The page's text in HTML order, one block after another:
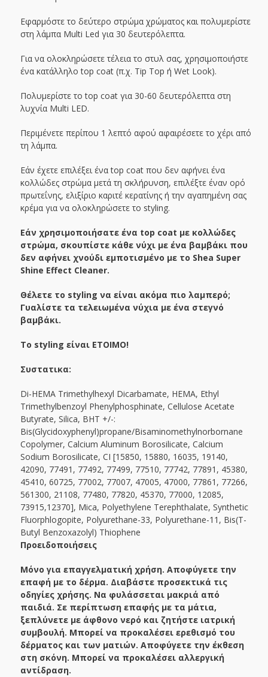
Εφαρμόστε το δεύτερο στρώμα χρώματος και πολυμερίστε
στη λάμπα Multi Led για 30 δευτερόλεπτα.
Για να ολοκληρώσετε τέλεια το στυλ σας, χρησιμοποιήστε
ένα κατάλληλο top coat (π.χ. Tip Top ή Wet Look).
Πολυμερίστε το top coat για 30-60 δευτερόλεπτα στη
λυχνία Multi LED.
Περιμένετε περίπου 1 λεπτό αφού αφαιρέσετε το χέρι από
τη λάμπα.
Εάν έχετε επιλέξει ένα top coat που δεν αφήνει ένα
κολλώδες στρώμα μετά τη σκλήρυνση, επιλέξτε έναν ορό
πρωτεΐνης, ελιξίριο καριτέ κερατίνης ή την αγαπημένη σας
κρέμα για να ολοκληρώσετε το styling.
Εάν χρησιμοποιήσατε ένα top coat με κολλώδες
στρώμα, σκουπίστε κάθε νύχι με ένα βαμβάκι που
δεν αφήνει χνούδι εμποτισμένο με το Shea Super
Shine Effect Cleaner.
Θέλετε το styling να είναι ακόμα πιο λαμπερό;
Γυαλίστε τα τελειωμένα νύχια με ένα στεγνό
βαμβάκι.
Το styling είναι ΕΤΟΙΜΟ!
Συστατικα:
Di-HEMA Trimethylhexyl Dicarbamate, HEMA, Ethyl
Trimethylbenzoyl Phenylphosphinate, Cellulose Acetate
Butyrate, Silica, BHT +/-:
Bis(Glycidoxyphenyl)propane/Bisaminomethylnorbornane
Copolymer, Calcium Aluminum Borosilicate, Calcium
Sodium Borosilicate, CI [15850, 15880, 16035, 19140,
42090, 77491, 77492, 77499, 77510, 77742, 77891, 45380,
45410, 60725, 77002, 77007, 47005, 47000, 77861, 77266,
561300, 21108, 77480, 77820, 45370, 77000, 12085,
73915,12370], Mica, Polyethylene Terephthalate, Synthetic
Fluorphlogopite, Polyurethane-33, Polyurethane-11, Bis(T-
Butyl Benzoxazolyl) Thiophene
Προειδοποιήσεις
Μόνο για επαγγελματική χρήση. Αποφύγετε την
επαφή με το δέρμα. Διαβάστε προσεκτικά τις
οδηγίες χρήσης. Να φυλάσσεται μακριά από
παιδιά. Σε περίπτωση επαφής με τα μάτια,
ξεπλύνετε με άφθονο νερό και ζητήστε ιατρική
συμβουλή. Μπορεί να προκαλέσει ερεθισμό του
δέρματος και των ματιών. Αποφύγετε την έκθεση
στη σκόνη. Μπορεί να προκαλέσει αλλεργική
αντίδραση.